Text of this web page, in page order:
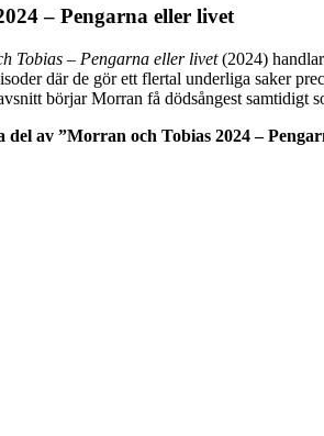
– Pengarna eller livet
Tobias – Pengarna eller livet(2024)
där de gör ett flertal underliga saker
börjar Morran få dödsångest samtidigt
del av ”Morran och Tobias 2024 –